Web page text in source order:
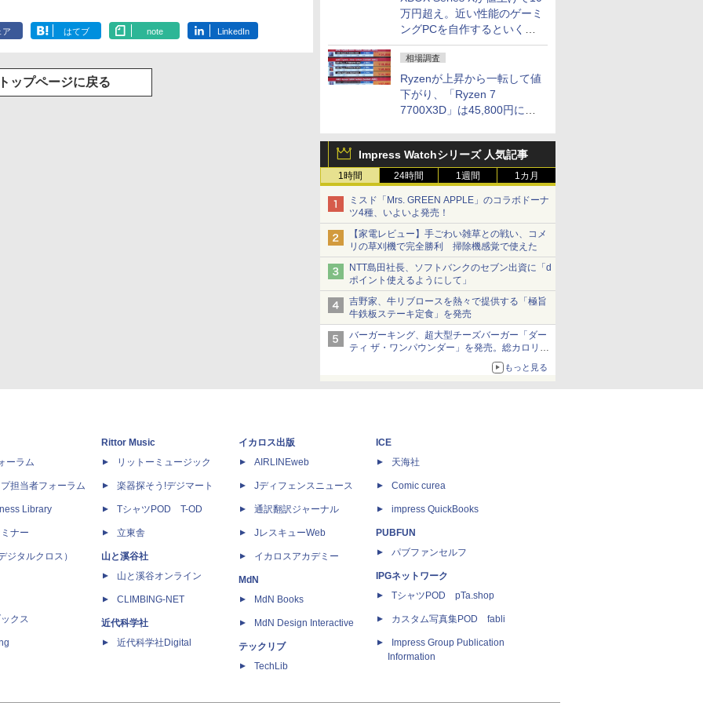
万円超え。近い性能のゲーミ
ングPCを自作するといくら
になる？
相場調査
Ryzenが上昇から一転して値
下がり、「Ryzen 7
7700X3D」は45,800円に急
との価格逆転解消 [8月前半の
CPU価格]
Impress Watchシリーズ 人気記事
1時間 24時間 1週間 1カ月
ミスド「Mrs. GREEN APPLE」のコラボドーナ
ツ4種、いよいよ発売！
【家電レビュー】手ごわい雑草との戦い、コメ
リの草刈機で完全勝利 掃除機感覚で使えた
NTT島田社長、ソフトバンクのセブン出資に「d
ポイント使えるようにして」
吉野家、牛リブロースを熱々で提供する「極旨
牛鉄板ステーキ定食」を発売
バーガーキング、超大型チーズバーガー「ダー
ティ ザ・ワンパウンダー」を発売。総カロリー
もっと見る
ア はてブ note LinkedIn
トップページに戻る
ーラム
担当者フォーラム
Library
ナー
ジタルクロス）
クス
Rittor Music
リットーミュージック
楽器探そう!デジマート
TシャツPOD T-OD
立東舎
山と溪谷社
山と溪谷オンライン
CLIMBING-NET
近代科学社
近代科学社Digital
イカロス出版
AIRLINEweb
Jディフェンスニュース
通訳翻訳ジャーナル
JレスキューWeb
イカロスアカデミー
MdN
MdN Books
MdN Design Interactive
テックリブ
TechLib
ICE
天海社
Comic curea
impress QuickBooks
PUBFUN
パブファンセルフ
IPGネットワーク
TシャツPOD pTa.shop
カスタム写真集POD fabli
Impress Group Publication
Information